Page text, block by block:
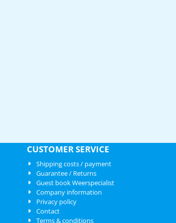
CUSTOMER SERVICE
Shipping costs / payment
Guarantee / Returns
Guest book Weerspecialist
Company information
Privacy policy
Contact
Terms & conditions